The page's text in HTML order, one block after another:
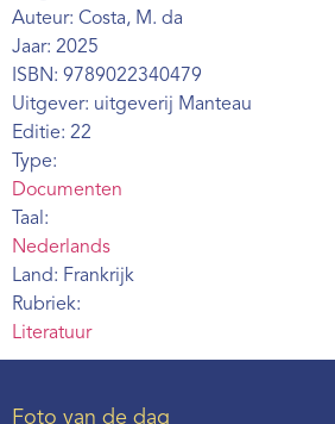
Auteur: Costa, M. da
Jaar: 2025
ISBN: 9789022340479
Uitgever: uitgeverij Manteau
Editie: 22
Type:
Documenten
Taal:
Nederlands
Land: Frankrijk
Rubriek:
Literatuur
Foto van de dag